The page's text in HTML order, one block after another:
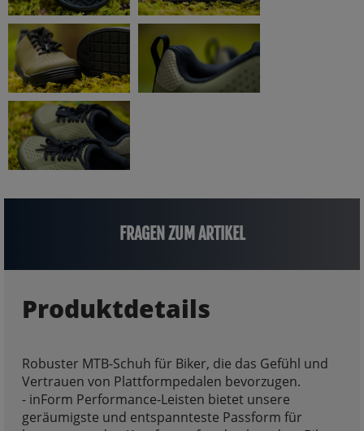
FRAGEN ZUM ARTIKEL
Produktdetails
Robuster MTB-Schuh für Biker, die das Gefühl und
Vertrauen von Plattformpedalen bevorzugen.
- inForm Performance-Leisten bietet unsere
geräumigste und entspannteste Passform für